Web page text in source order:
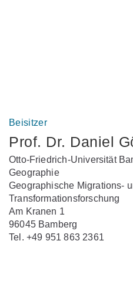
Beisitzer
Prof. Dr. Daniel
Otto-Friedrich-Universität
Geographie
Geographische Migrations-
Transformationsforschung
Am Kranen 1
96045 Bamberg
Tel. +49 951 863 2361